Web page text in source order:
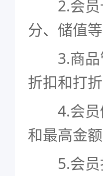
2.会员
分、储值等
3.商品
折扣和打折
4.会员
和最高金额
5.会员